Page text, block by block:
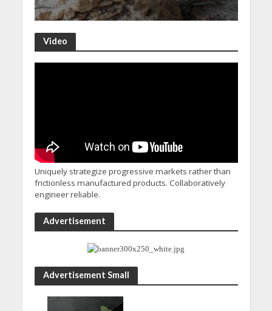
Video
Uniquely strategize progressive markets rather than
frictionless manufactured products. Collaboratively
engineer reliable.
Advertisement
Advertisement Small